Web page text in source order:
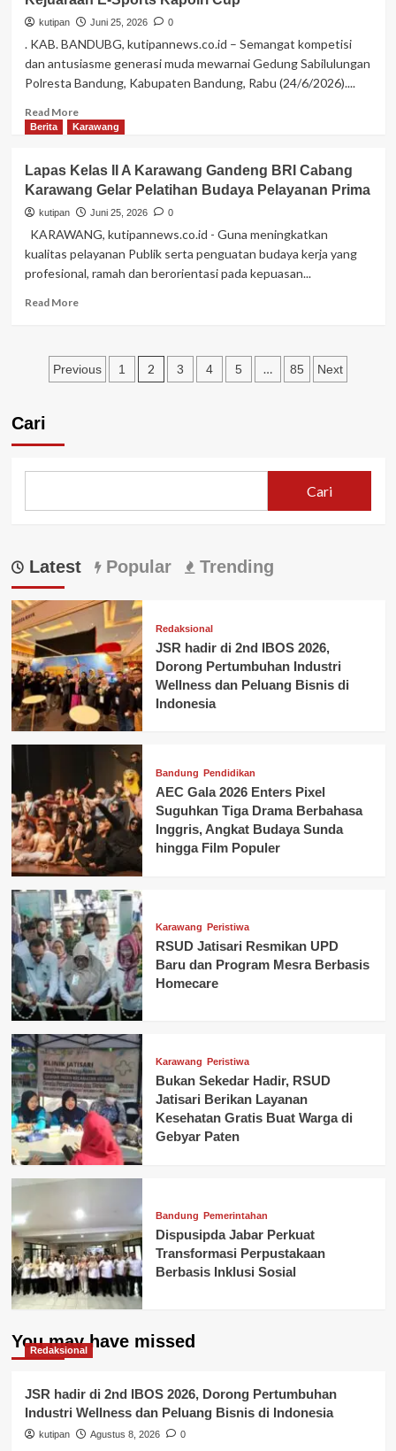
Baru
Tertibkan
Usaha
Pemotongan
Om
Zein:
Harus
Maju
Mengorbankan
Lingkungan
kutipan Juni 25, 2026 0
. KAB. BANDUBG, kutipannews.co.id – Semangat kompetisi
dan antusiasme generasi muda mewarnai Gedung Sabilulungan
Polresta Bandung, Kabupaten Bandung, Rabu (24/6/2026)....
Read MoreRead
more
Bandung
Jaring
Bibit
Atlet
Muda
Lewat
Kejuaraan
Berita Karawang
Lapas Kelas II A Karawang Gandeng BRI Cabang
Karawang Gelar Pelatihan Budaya Pelayanan Prima
kutipan Juni 25, 2026 0
KARAWANG, kutipannews.co.id - Guna meningkatkan
kualitas pelayanan Publik serta penguatan budaya kerja yang
profesional, ramah dan berorientasi pada kepuasan...
Read MoreRead
Kelas
II
Cabang
Prima
Paginasi
Previous 1 2 3 4 5 … 85 Next
Cari
Cari
Latest Popular Trending
Redaksional
JSR hadir di 2nd IBOS 2026,
Dorong Pertumbuhan Industri
Wellness dan Peluang Bisnis di
Indonesia
Bandung Pendidikan
AEC Gala 2026 Enters Pixel
Suguhkan Tiga Drama Berbahasa
Inggris, Angkat Budaya Sunda
hingga Film Populer
Karawang Peristiwa
RSUD Jatisari Resmikan UPD
Baru dan Program Mesra Berbasis
Homecare
Karawang Peristiwa
Bukan Sekedar Hadir, RSUD
Jatisari Berikan Layanan
Kesehatan Gratis Buat Warga di
Gebyar Paten
Bandung Pemerintahan
Dispusipda Jabar Perkuat
Transformasi Perpustakaan
Berbasis Inklusi Sosial
You may have missed
Redaksional
JSR hadir di 2nd IBOS 2026, Dorong Pertumbuhan
Industri Wellness dan Peluang Bisnis di Indonesia
kutipan Agustus 8, 2026 0